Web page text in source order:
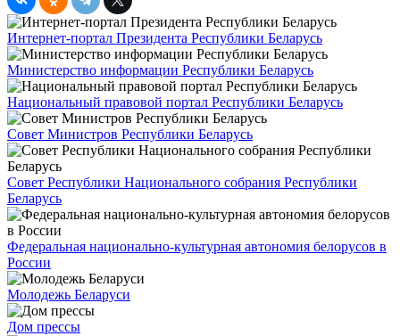
Интернет-портал Президента Республики Беларусь
Министерство информации Республики Беларусь
Национальный правовой портал Республики Беларусь
Совет Министров Республики Беларусь
Совет Республики Национального собрания Республики
Беларусь
Федеральная национально-культурная автономия белорусов в
России
Молодежь Беларуси
Дом прессы